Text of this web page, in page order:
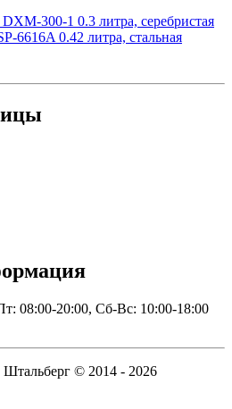
300-1 0.3 литра, серебристая
6616A 0.42 литра, стальная
08:00-20:00, Сб-Вс: 10:00-18:00
© 2014 - 2026